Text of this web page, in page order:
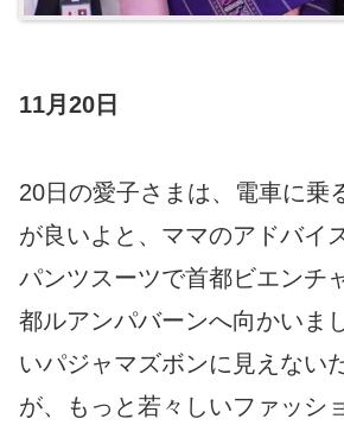
11月20日
20日の愛子さまは、電車に乗
が良いよと、ママのアドバイ
パンツスーツで首都ビエンチ
都ルアンパバーンへ向かいま
いパジャマズボンに見えない
が、もっと若々しいファッシ